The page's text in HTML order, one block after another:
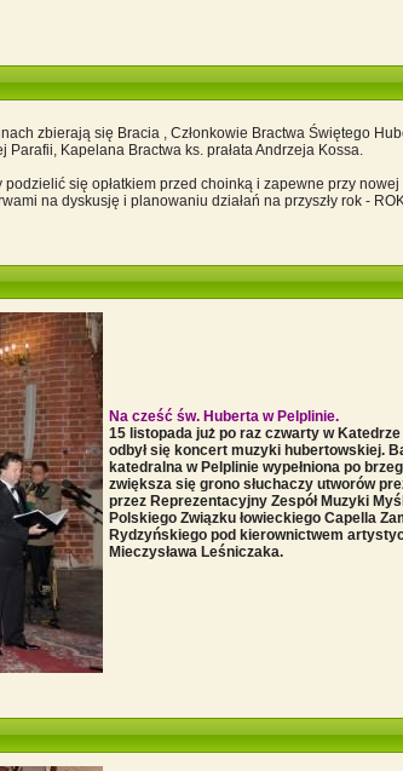
zbierają się Bracia , Członkowie Bractwa Świętego
Kapelana Bractwa ks. prałata Andrzeja Kossa.
się opłatkiem przed choinką i zapewne przy nowej
na dyskusję i planowaniu działań na przyszły rok -
Na cześć św. Huberta w Pelplinie.
15 listopada już po raz czwarty w
odbył się koncert muzyki hubertowskiej.
katedralna w Pelplinie wypełniona po
zwiększa się grono słuchaczy utworów
przez Reprezentacyjny Zespół Muzyki
Polskiego Związku łowieckiego Capella
Rydzyńskiego pod kierownictwem
Mieczysława Leśniczaka.